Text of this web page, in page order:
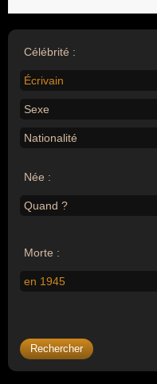
Célébrité :
Écrivain
Sexe
Nationalité
Née :
Quand ?
Morte :
en 1945